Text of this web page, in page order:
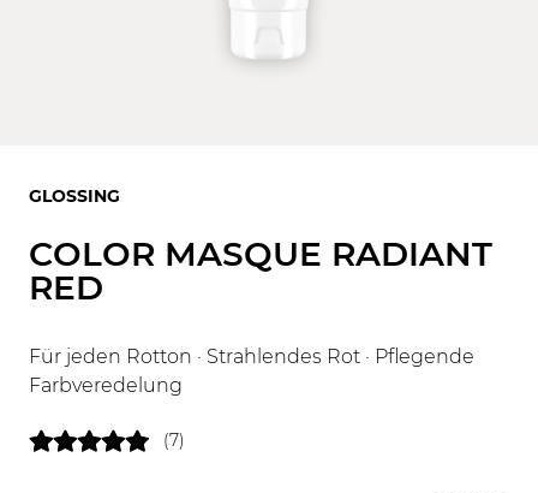
GLOSSING
COLOR MASQUE RADIANT
RED
Für jeden Rotton · Strahlendes Rot · Pflegende
Farbveredelung
(7)